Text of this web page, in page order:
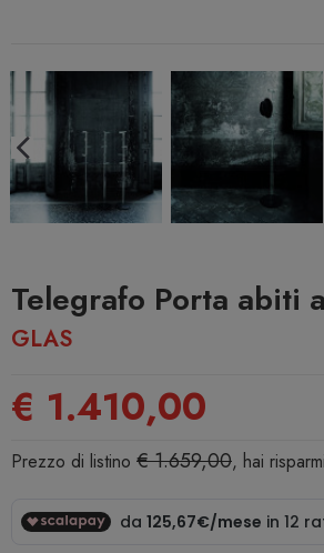
Telegrafo Porta abiti
GLAS
€ 1.410,00
Prezzo di listino € 1.659,00, hai